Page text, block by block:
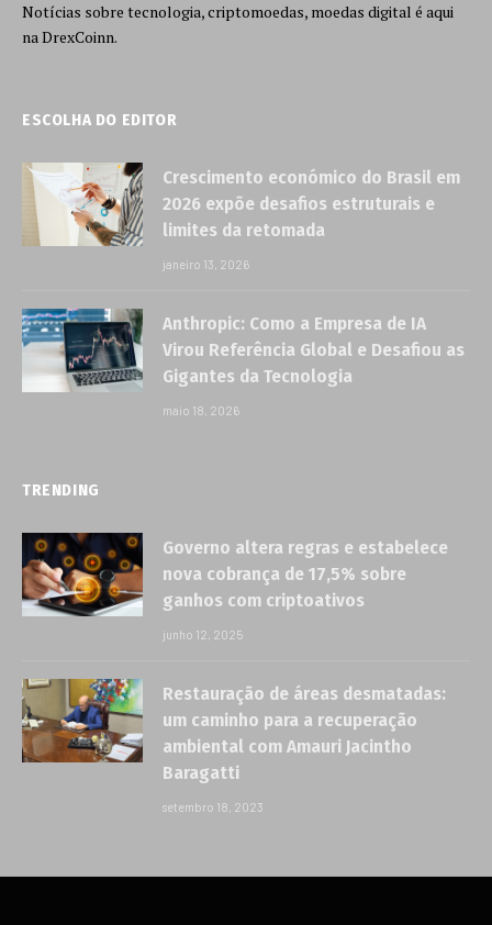
Notícias sobre tecnologia, criptomoedas, moedas digital é aqui
na DrexCoinn.
ESCOLHA DO EDITOR
Crescimento económico do Brasil em
2026 expõe desafios estruturais e
limites da retomada
janeiro 13, 2026
Anthropic: Como a Empresa de IA
Virou Referência Global e Desafiou as
Gigantes da Tecnologia
maio 18, 2026
TRENDING
Governo altera regras e estabelece
nova cobrança de 17,5% sobre
ganhos com criptoativos
junho 12, 2025
Restauração de áreas desmatadas:
um caminho para a recuperação
ambiental com Amauri Jacintho
Baragatti
setembro 18, 2023